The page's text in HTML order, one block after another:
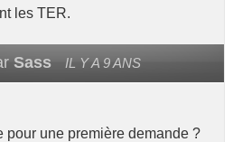
les TER.
Sass IL Y A 9 ANS
pour une première demande ?